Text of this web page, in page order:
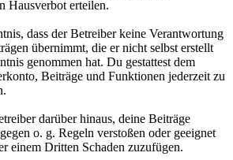
Hausverbot erteilen.
dass der Betreiber keine Verantwortung
übernimmt, die er nicht selbst erstellt
genommen hat. Du gestattest dem
Beiträge und Funktionen jederzeit zu
darüber hinaus, deine Beiträge
o. g. Regeln verstoßen oder geeignet
einem Dritten Schaden zuzufügen.